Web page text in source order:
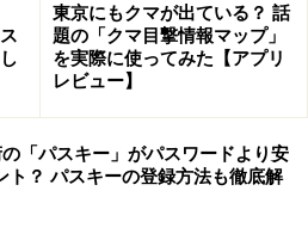
、更新の通知がくること。ひと
り、予定の変更を行うと、パー
になっています。この機能の
の時間がちょっとズレたんだ」
要がなくなりました。
妻と共有する予定」などとカ
東京にもクマが出ている？ 話
題の「クマ目撃情報マップ」
を実際に使ってみた【アプリ
レビュー】
「パスキー」がパスワードより安
ト？ パスキーの登録方法も徹底解